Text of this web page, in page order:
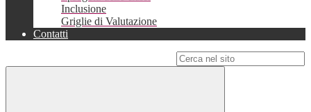
Inclusione
Griglie di Valutazione
Contatti